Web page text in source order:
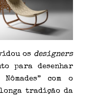
os designers
para desenhar
com o
tradição da